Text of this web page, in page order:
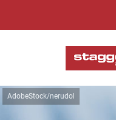
AdobeStock/nerudol